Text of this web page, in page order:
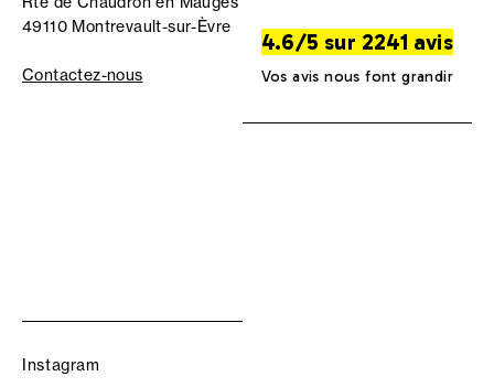
49110 Montrevault-sur-Èvre
Contactez-nous
4.6/5 sur 2241 avis
Vos avis nous font grandir
Instagram